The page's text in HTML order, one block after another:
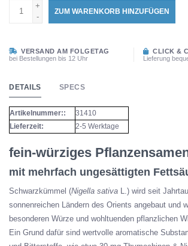
+
-
ZUM WARENKORB HINZUFÜGEN
VERSAND AM FOLGETAG
bei Bestellungen bis 12 Uhr
CLICK &
Lieferung
DETAILS SPECS
Artikelnummer::
31410
Lieferzeit:
2-5 Werktage
fein-würziges
mit mehrfach ungesättigten
Schwarzkümmel (Nigella sativa
L.) wird seit
sonnenreichen Ländern des Orients angebaut und
besonderen Würze und wohltuenden pflanzlichen
Ein Grund dafür sind wertvolle aromatische